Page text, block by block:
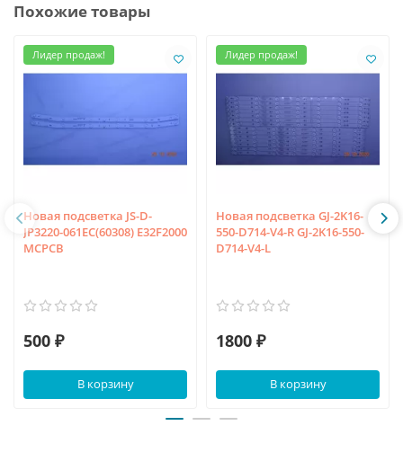
Похожие товары
Лидер продаж!
Новая подсветка JS-D-
JP3220-061EC(60308) E32F2000
MCPCB
500 ₽
В корзину
Лидер продаж!
Новая подсветка GJ-2K16-
550-D714-V4-R GJ-2K16-550-
D714-V4-L
1800 ₽
В корзину